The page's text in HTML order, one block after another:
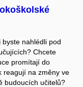
byste nahlédli pod
Chcete
promítají do
reagují na změny ve
budoucích učitelů?